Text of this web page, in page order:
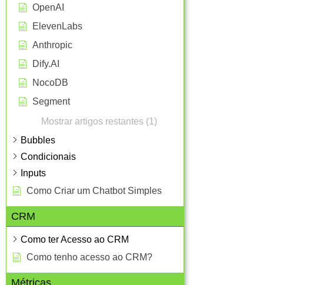
OpenAI
ElevenLabs
Anthropic
Dify.AI
NocoDB
Segment
Mostrar artigos restantes (1)
Bubbles
Condicionais
Inputs
Como Criar um Chatbot Simples
CRM
Como ter Acesso ao CRM
Como tenho acesso ao CRM?
Métricas